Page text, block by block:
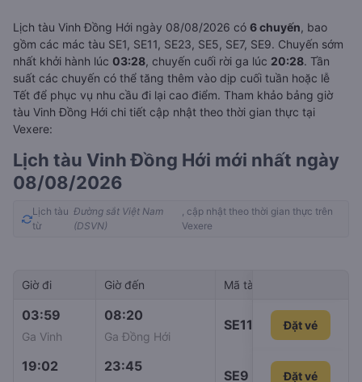
Lịch tàu Vinh Đồng Hới ngày 08/08/2026 có 6 chuyến, bao
gồm các mác tàu SE1, SE11, SE23, SE5, SE7, SE9. Chuyến sớm
nhất khởi hành lúc 03:28, chuyến cuối rời ga lúc 20:28. Tần
suất các chuyến có thể tăng thêm vào dịp cuối tuần hoặc lễ
Tết để phục vụ nhu cầu đi lại cao điểm. Tham khảo bảng giờ
tàu Vinh Đồng Hới chi tiết cập nhật theo thời gian thực tại
Vexere:
Lịch tàu Vinh Đồng Hới mới nhất ngày
08/08/2026
Lịch tàu
từ
Đường sắt Việt Nam
(DSVN)
, cập nhật theo thời gian thực trên
Vexere
Giờ đi Giờ đến Mã tàu
03:59
Ga Vinh
08:20
Ga Đồng Hới
SE11 261.000đ
Đặt vé
19:02 23:45
SE9 261.000đ
Đặt vé